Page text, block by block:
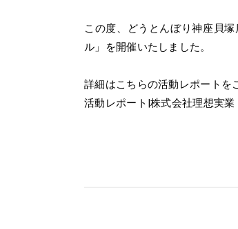
この度、どうとんぼり神座貝
ル」を開催いたしました。
詳細はこちらの活動レポートを
活動レポート|株式会社理想実業